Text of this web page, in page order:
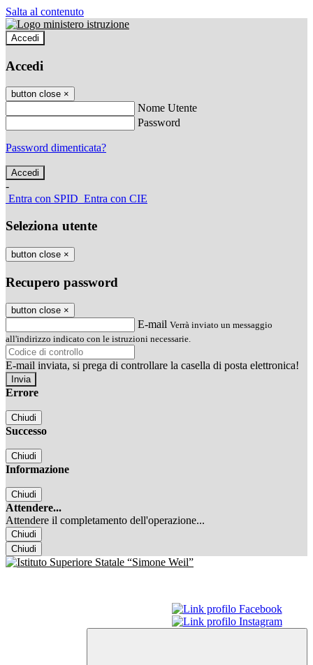
Salta al contenuto
Accedi
Accedi
button close ×
Nome Utente
Password
Password dimenticata?
-
Entra con SPID Entra con CIE
Seleziona utente
button close ×
Recupero password
button close ×
E-mail Verrà inviato un messaggio
all'indirizzo indicato con le istruzioni necessarie.
E-mail inviata, si prega di controllare la casella di posta elettronica!
Errore
Chiudi
Successo
Chiudi
Informazione
Chiudi
Attendere...
Attendere il completamento dell'operazione...
Chiudi
Chiudi